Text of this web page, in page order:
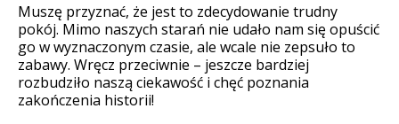
Muszę przyznać, że jest to zdecydowanie trudny
pokój. Mimo naszych starań nie udało nam się opuścić
go w wyznaczonym czasie, ale wcale nie zepsuło to
zabawy. Wręcz przeciwnie – jeszcze bardziej
rozbudziło naszą ciekawość i chęć poznania
zakończenia historii!